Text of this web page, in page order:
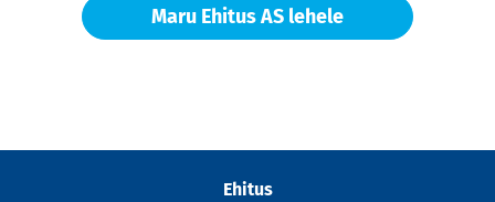
Maru Ehitus AS lehele
Ehitus